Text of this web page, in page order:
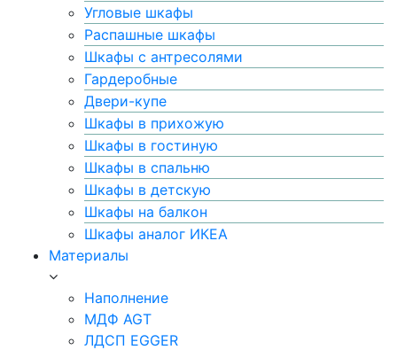
Угловые шкафы
Распашные шкафы
Шкафы с антресолями
Гардеробные
Двери-купе
Шкафы в прихожую
Шкафы в гостиную
Шкафы в спальню
Шкафы в детскую
Шкафы на балкон
Шкафы аналог ИКЕА
Материалы
Наполнение
МДФ AGT
ЛДСП EGGER